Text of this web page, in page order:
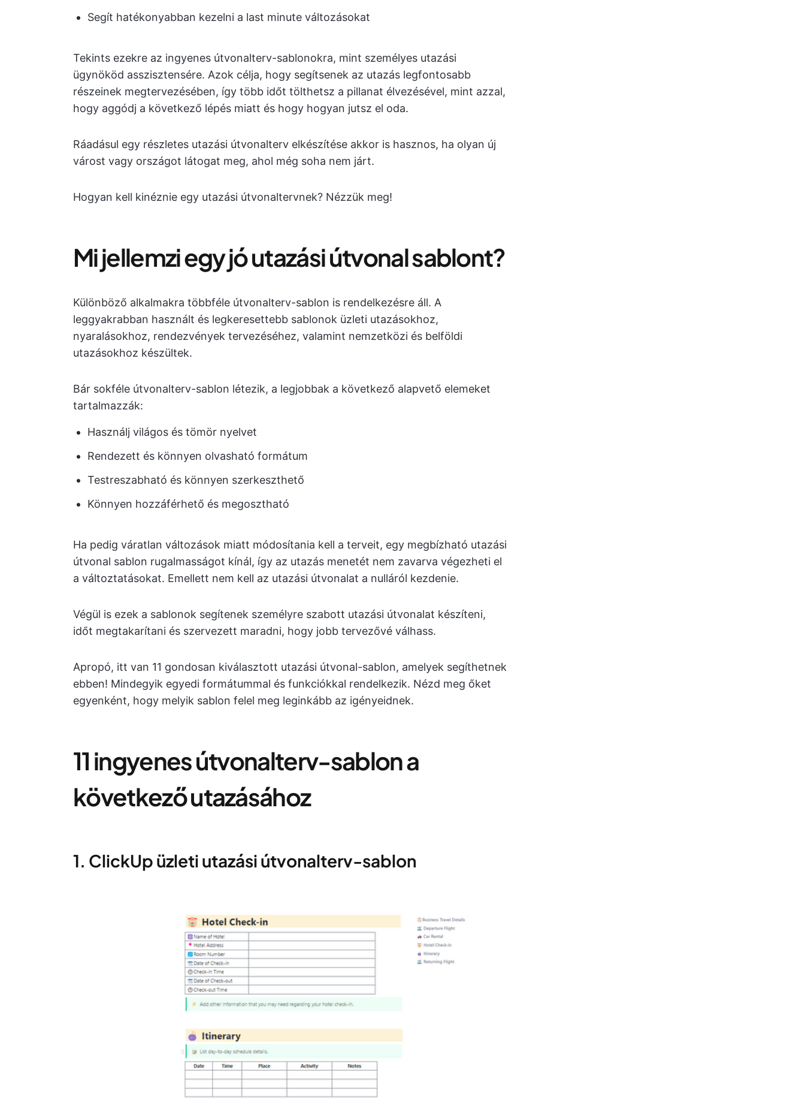
Segít hatékonyabban kezelni a last minute változásokat
Tekints ezekre az ingyenes útvonalterv-sablonokra, mint személyes utazási
ügynököd asszisztensére. Azok célja, hogy segítsenek az utazás legfontosabb
részeinek megtervezésében, így több időt tölthetsz a pillanat élvezésével, mint azzal,
hogy aggódj a következő lépés miatt és hogy hogyan jutsz el oda.
Ráadásul egy részletes utazási útvonalterv elkészítése akkor is hasznos, ha olyan új
várost vagy országot látogat meg, ahol még soha nem járt.
Hogyan kell kinéznie egy utazási útvonaltervnek? Nézzük meg!
Mi jellemzi egy jó utazási útvonal sablont?
Különböző alkalmakra többféle útvonalterv-sablon is rendelkezésre áll. A
leggyakrabban használt és legkeresettebb sablonok üzleti utazásokhoz,
nyaralásokhoz, rendezvények tervezéséhez, valamint nemzetközi és belföldi
utazásokhoz készültek.
Bár sokféle útvonalterv-sablon létezik, a legjobbak a következő alapvető elemeket
tartalmazzák:
Használj világos és tömör nyelvet
Rendezett és könnyen olvasható formátum
Testreszabható és könnyen szerkeszthető
Könnyen hozzáférhető és megosztható
Ha pedig váratlan változások miatt módosítania kell a terveit, egy megbízható utazási
útvonal sablon rugalmasságot kínál, így az utazás menetét nem zavarva végezheti el
a változtatásokat. Emellett nem kell az utazási útvonalat a nulláról kezdenie.
Végül is ezek a sablonok segítenek személyre szabott utazási útvonalat készíteni,
időt megtakarítani és szervezett maradni, hogy jobb tervezővé válhass.
Apropó, itt van 11 gondosan kiválasztott utazási útvonal-sablon, amelyek segíthetnek
ebben! Mindegyik egyedi formátummal és funkciókkal rendelkezik. Nézd meg őket
egyenként, hogy melyik sablon felel meg leginkább az igényeidnek.
11 ingyenes útvonalterv-sablon a
következő utazásához
1. ClickUp üzleti utazási útvonalterv-sablon